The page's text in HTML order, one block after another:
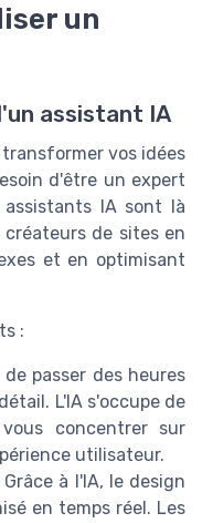
un
assistant IA
vos idées
d'être un expert
assistants IA sont là
de sites en
et en optimisant
:
de passer des heures
L'IA s'occupe de
concentrer sur
utilisateur.
à l'IA, le design
en temps réel. Les